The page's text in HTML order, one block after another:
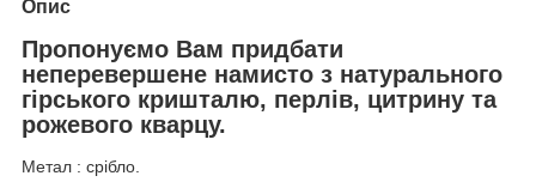
Опис
Пропонуємо Вам придбати
неперевершене намисто з натурального
гірського кришталю, перлів, цитрину та
рожевого кварцу.
Метал : срібло.